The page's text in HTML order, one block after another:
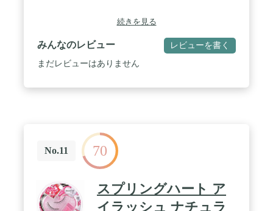
続きを見る
みんなのレビュー レビューを書く
まだレビューはありません
No.11 70
スプリングハート ア
イラッシュ ナチュラ